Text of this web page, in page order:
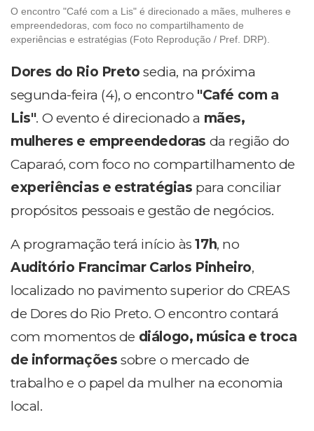
O encontro "Café com a Lis" é direcionado a mães, mulheres e
empreendedoras, com foco no compartilhamento de
experiências e estratégias (Foto Reprodução / Pref. DRP).
Dores do Rio Preto sedia, na próxima
segunda-feira (4), o encontro "Café com a
Lis". O evento é direcionado a mães,
mulheres e empreendedoras da região do
Caparaó, com foco no compartilhamento de
experiências e estratégias para conciliar
propósitos pessoais e gestão de negócios.
A programação terá início às17h, no
Auditório Francimar Carlos Pinheiro,
localizado no pavimento superior do CREAS
de Dores do Rio Preto. O encontro contará
com momentos de diálogo, música e troca
de informações sobre o mercado de
trabalho e o papel da mulher na economia
local.